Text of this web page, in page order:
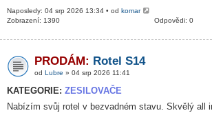
Naposledy: 04 srp 2026 13:34 • od komar
Odpovědi: 0
Zobrazení: 1390
PRODÁM: Rotel S14
od Lubre » 04 srp 2026 11:41
KATEGORIE: ZESILOVAČE
Nabízím svůj rotel v bezvadném stavu. Skvělý all